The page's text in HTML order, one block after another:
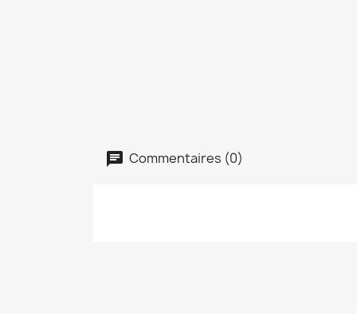
Commentaires (0)